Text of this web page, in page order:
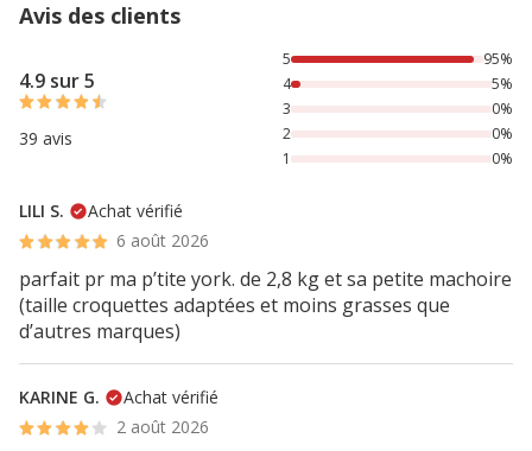
Avis des clients
4.9 sur 5
39 avis
95% des personnes lont noté avec {1} étoiles, 5% des
5
95%
4
5%
3
0%
2
0%
1
0%
LILI S.
Achat vérifié
6 août 2026
parfait pr ma p’tite york. de 2,8 kg et sa petite machoire
(taille croquettes adaptées et moins grasses que
d’autres marques)
KARINE G.
Achat vérifié
2 août 2026